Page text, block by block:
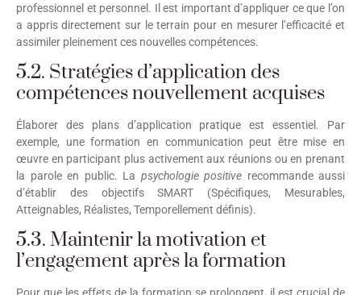
professionnel et personnel. Il est important d’appliquer ce que l’on
a appris directement sur le terrain pour en mesurer l’efficacité et
assimiler pleinement ces nouvelles compétences.
5.2. Stratégies d’application des
compétences nouvellement acquises
Élaborer des plans d’application pratique est essentiel. Par
exemple, une formation en communication peut être mise en
œuvre en participant plus activement aux réunions ou en prenant
la parole en public. La psychologie positive recommande aussi
d’établir des objectifs SMART (Spécifiques, Mesurables,
Atteignables, Réalistes, Temporellement définis).
5.3. Maintenir la motivation et
l’engagement après la formation